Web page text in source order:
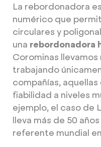
La rebordonadora
numérico que
circulares y
una rebordonadora
Corominas llevamos
trabajando
compañías,
fiabilidad a niveles
ejemplo, el caso de
lleva más de 50
referente mundial